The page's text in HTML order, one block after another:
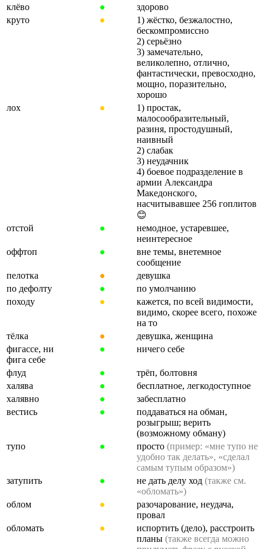
клёво
●
здорово
круто
●
1) жёстко, безжалостно,
бескомпромиссно
2) серьёзно
3) замечательно,
великолепно, отлично,
фантастически, превосходно,
мощно, поразительно,
хорошо
лох
●
1) простак,
малосообразительный,
разиня, простодушный,
наивный
2) слабак
3) неудачник
4) боевое подразделение в
армии Александра
Македонского,
насчитывавшее 256 гоплитов
😊
отстой
●
немодное, устаревшее,
неинтересное
оффтоп
●
вне темы, внетемное
сообщение
пелотка
●
девушка
по дефолту
●
по умолчанию
походу
●
кажется, по всей видимости,
видимо, скорее всего, похоже
на то
тёлка
●
девушка, женщина
фигассе, ни
фига себе
● ничего себе
флуд ●
трёп, болтовня
халява
●
бесплатное, легкодоступное
халявно
●
забесплатно
вестись
●
поддаваться на обман,
розыгрыш; верить
(возможному обману)
тупо
● просто (пример: «мне тупо не
удобно так делать», «сделал
самым тупым образом»)
затупить
● не дать делу ход (также см.
«обломать»)
облом
●
разочарование, неудача,
провал
обломать
●
испортить (дело), расстроить
планы (также всегда можно